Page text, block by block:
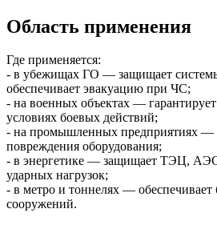
Область применения
Где применяется:
- в убежищах ГО — защищает
обеспечивает эвакуацию при ЧС;
- на военных объектах — гарантирует
условиях боевых действий;
- на промышленных предприятиях —
повреждения оборудования;
- в энергетике — защищает ТЭЦ,
ударных нагрузок;
- в метро и тоннелях — обеспечивает
сооружений.